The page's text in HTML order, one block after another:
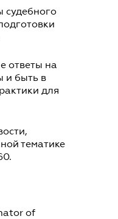
судебного
ответы на
и быть в
для
тематике
of